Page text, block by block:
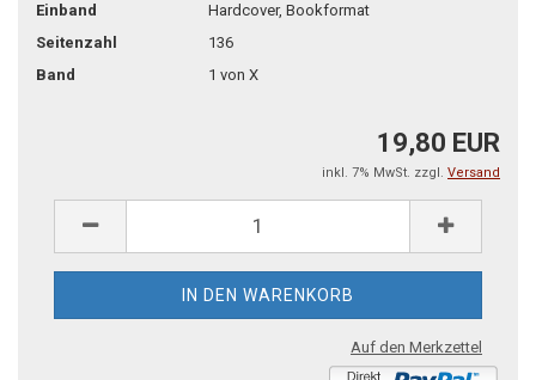
Einband
Hardcover, Bookformat
Seitenzahl
136
Band
1 von X
19,80 EUR
inkl. 7% MwSt. zzgl. Versand
Auf den Merkzettel